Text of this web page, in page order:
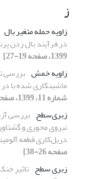
ز
زاویه حمله متغیر بال
در فرآیند بال زدن
1399، صفحه 19-27]
زاویه خمش بررسی
ماشینکاری شده با
شماره 11، 1399، صفحه 52-65]
زبری‌سطح بررسی
نیروی محوری و
دریل‌کاری قطعه
صفحه 26-38]
زبری سطح تاثیر